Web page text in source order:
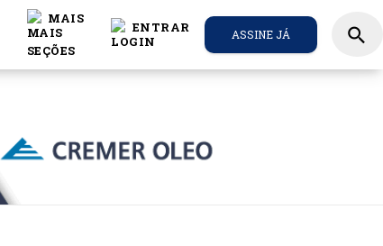
MAIS
ENTRAR ASSINE JÁ search